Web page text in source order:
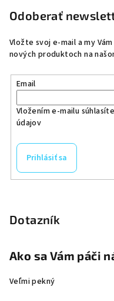
Odoberať
Vložte svoj e-mail a my
nových produktoch na
Email
Vložením e-mailu
údajov
Prihlásiť sa
Dotazník
Ako sa Vám páči
Veľmi pekný